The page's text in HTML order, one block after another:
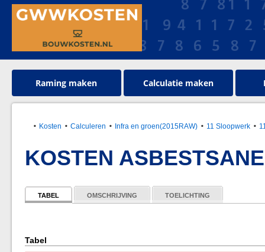
Raming maken Calculatie maken
Kosten Calculeren Infra en groen(2015RAW) 11 Sloopwerk
KOSTEN
TABEL OMSCHRIJVING TOELICHTING
Tabel